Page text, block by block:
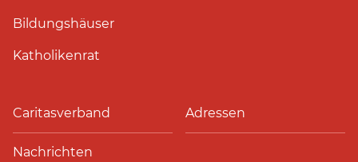
Bildungshäuser
Katholikenrat
Caritasverband
Nachrichten
Adressen